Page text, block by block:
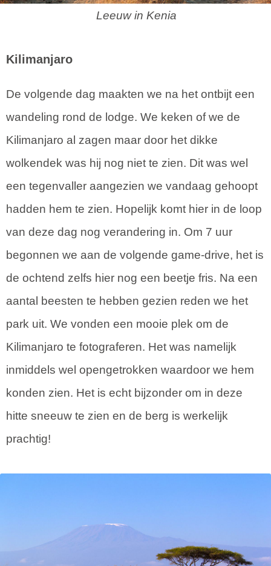
Leeuw in Kenia
Kilimanjaro
De volgende dag maakten we na het ontbijt een
wandeling rond de lodge. We keken of we de
Kilimanjaro al zagen maar door het dikke
wolkendek was hij nog niet te zien. Dit was wel
een tegenvaller aangezien we vandaag gehoopt
hadden hem te zien. Hopelijk komt hier in de loop
van deze dag nog verandering in. Om 7 uur
begonnen we aan de volgende game-drive, het is
de ochtend zelfs hier nog een beetje fris. Na een
aantal beesten te hebben gezien reden we het
park uit. We vonden een mooie plek om de
Kilimanjaro te fotograferen. Het was namelijk
inmiddels wel opengetrokken waardoor we hem
konden zien. Het is echt bijzonder om in deze
hitte sneeuw te zien en de berg is werkelijk
prachtig!